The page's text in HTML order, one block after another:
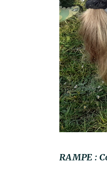
RAMPE :